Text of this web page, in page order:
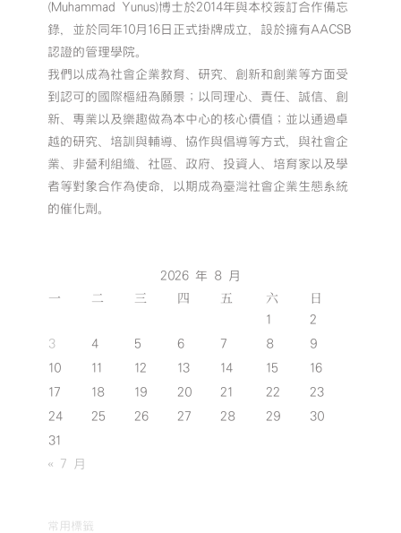
(Muhammad Yunus)博士於2014年與本校簽訂合作備忘
錄，並於同年10月16日正式掛牌成立，設於擁有AACSB
認證的管理學院。
我們以成為社會企業教育、研究、創新和創業等方面受
到認可的國際樞紐為願景；以同理心、責任、誠信、創
新、專業以及樂趣做為本中心的核心價值；並以通過卓
越的研究、培訓與輔導、協作與倡導等方式，與社會企
業、非營利組織、社區、政府、投資人、培育家以及學
者等對象合作為使命，以期成為臺灣社會企業生態系統
的催化劑。
2026 年 8 月
一 二 三 四 五 六 日
1
2
3
4 5 6 7 8
9
10
11 12 13 14 15
16
17
18 19 20 21 22
23
24
25 26 27 28 29
30
31
« 7 月
常用標籤